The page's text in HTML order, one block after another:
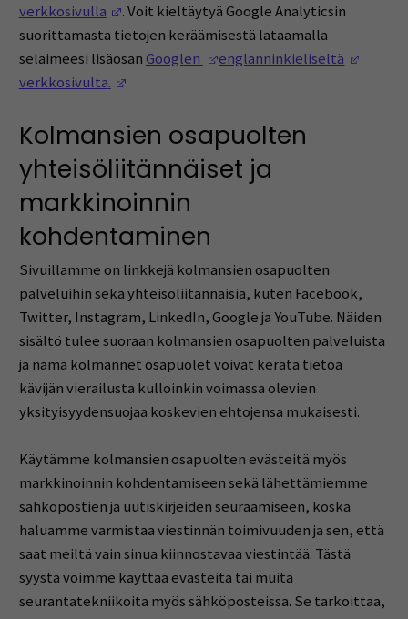
verkkosivulla
(Opens in a new window)
. Voit kieltäytyä Google Analyticsin
suorittamasta tietojen keräämisestä lataamalla
selaimeesi lisäosan Googlen (Opens in a new window)
englanninkieliseltä
verkkosivulta.
Kolmansien osapuolten
yhteisöliitännäiset ja
markkinoinnin
kohdentaminen
Sivuillamme on linkkejä kolmansien osapuolten
palveluihin sekä yhteisöliitännäisiä, kuten Facebook,
Twitter, Instagram, LinkedIn, Google ja YouTube. Näiden
sisältö tulee suoraan kolmansien osapuolten palveluista
ja nämä kolmannet osapuolet voivat kerätä tietoa
kävijän vierailusta kulloinkin voimassa olevien
yksityisyydensuojaa koskevien ehtojensa mukaisesti.
Käytämme kolmansien osapuolten evästeitä myös
markkinoinnin kohdentamiseen sekä lähettämiemme
sähköpostien ja uutiskirjeiden seuraamiseen, koska
haluamme varmistaa viestinnän toimivuuden ja sen, että
saat meiltä vain sinua kiinnostavaa viestintää. Tästä
syystä voimme käyttää evästeitä tai muita
seurantatekniikoita myös sähköposteissa. Se tarkoittaa,